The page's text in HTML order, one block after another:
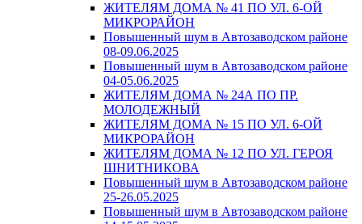
ЖИТЕЛЯМ ДОМА № 41 ПО УЛ. 6-ОЙ
МИКРОРАЙОН
Повышенный шум в Автозаводском районе
08-09.06.2025
Повышенный шум в Автозаводском районе
04-05.06.2025
ЖИТЕЛЯМ ДОМА № 24А ПО ПР.
МОЛОДЕЖНЫЙ
ЖИТЕЛЯМ ДОМА № 15 ПО УЛ. 6-ОЙ
МИКРОРАЙОН
ЖИТЕЛЯМ ДОМА № 12 ПО УЛ. ГЕРОЯ
ШНИТНИКОВА
Повышенный шум в Автозаводском районе
25-26.05.2025
Повышенный шум в Автозаводском районе